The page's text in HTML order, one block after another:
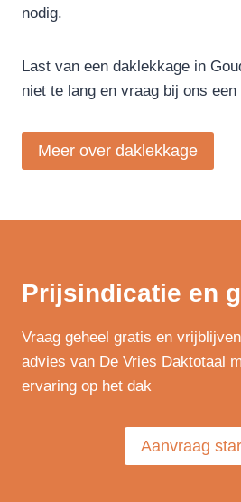
nodig.
Last van een daklekkage in
niet te lang en vraag bij ons een
Meer over daklekkage
Prijsindicatie en
Vraag geheel gratis en
advies van De Vries Daktotaal
ervaring op het dak
Aanvraag